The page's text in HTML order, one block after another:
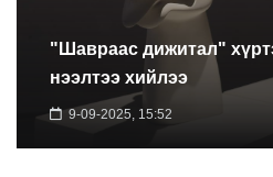
"Шавраас дижитал"
нээлтээ хийлээ
9-09-2025, 15:52